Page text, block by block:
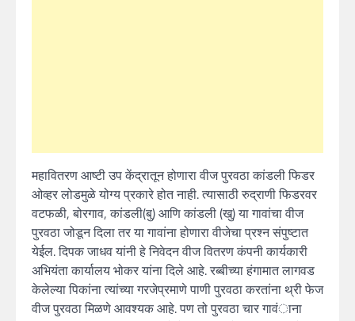
महावितरण आष्टी उप केंद्रातून होणारा वीज पुरवठा कांडली फिडर
ओव्हर लोडमुळे योग्य प्रकारे होत नाही. त्यासाठी रुद्राणी फिडरवर
वटफळी, बोरगाव, कांडली(बु) आणि कांडली (खु) या गावांचा वीज
पुरवठा जोडून दिला तर या गावांना होणारा वीजेचा प्रश्न संपुष्टात
येईल. दिपक जाधव यांनी हे निवेदन वीज वितरण कंपनी कार्यकारी
अभियंता कार्यालय भोकर यांना दिले आहे. रब्बीच्या हंगामात लागवड
केलेल्या पिकांना त्यांच्या गरजेप्रमाणे पाणी पुरवठा करतांना थ्री फेज
वीज पुरवठा मिळणे आवश्यक आहे. पण तो पुरवठा चार गावंाना